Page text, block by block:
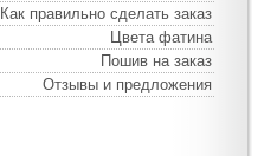
Как правильно сделать заказ
Цвета фатина
Пошив на заказ
Отзывы и предложения